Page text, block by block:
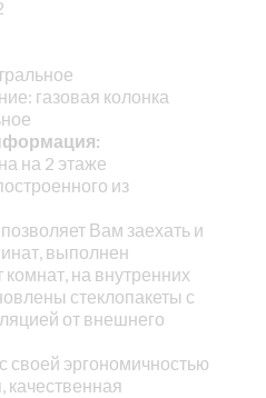
газовая колонка
на 2 этаже
из
Вам заехать и
выполнен
на внутренних
стеклопакеты с
от внешнего
своей эргономичностью
качественная